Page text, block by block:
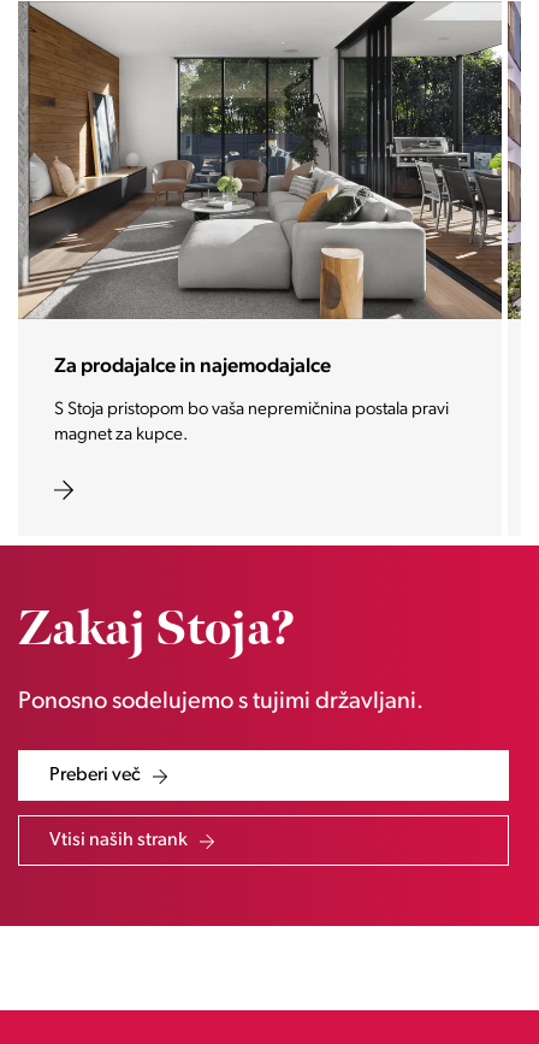
Za prodajalce in najemodajalce
S Stoja pristopom bo vaša nepremičnina postala pravi
magnet za kupce.
Zakaj Stoja?
Ponosno sodelujemo s tujimi državljani.
Preberi več
Vtisi naših strank